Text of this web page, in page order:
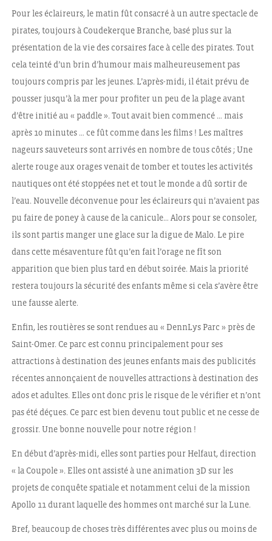
Pour les éclaireurs, le matin fût consacré à un autre spectacle de
pirates, toujours à Coudekerque Branche, basé plus sur la
présentation de la vie des corsaires face à celle des pirates. Tout
cela teinté d’un brin d’humour mais malheureusement pas
toujours compris par les jeunes. L’après-midi, il était prévu de
pousser jusqu’à la mer pour profiter un peu de la plage avant
d’être initié au « paddle ». Tout avait bien commencé … mais
après 10 minutes … ce fût comme dans les films ! Les maîtres
nageurs sauveteurs sont arrivés en nombre de tous côtés ; Une
alerte rouge aux orages venait de tomber et toutes les activités
nautiques ont été stoppées net et tout le monde a dû sortir de
l’eau. Nouvelle déconvenue pour les éclaireurs qui n’avaient pas
pu faire de poney à cause de la canicule… Alors pour se consoler,
ils sont partis manger une glace sur la digue de Malo. Le pire
dans cette mésaventure fût qu’en fait l’orage ne fît son
apparition que bien plus tard en début soirée. Mais la priorité
restera toujours la sécurité des enfants même si cela s’avère être
une fausse alerte.
Enfin, les routières se sont rendues au « DennLys Parc » près de
Saint-Omer. Ce parc est connu principalement pour ses
attractions à destination des jeunes enfants mais des publicités
récentes annonçaient de nouvelles attractions à destination des
ados et adultes. Elles ont donc pris le risque de le vérifier et n’ont
pas été déçues. Ce parc est bien devenu tout public et ne cesse de
grossir. Une bonne nouvelle pour notre région !
En début d’après-midi, elles sont parties pour Helfaut, direction
« la Coupole ». Elles ont assisté à une animation 3D sur les
projets de conquête spatiale et notamment celui de la mission
Apollo 11 durant laquelle des hommes ont marché sur la Lune.
Bref, beaucoup de choses très différentes avec plus ou moins de